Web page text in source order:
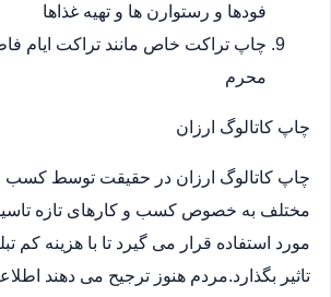
فودها و رستوارن ها و تهیه غذاها
چاپ تراکت خاص مانند تراکت ایام
محرم
چاپ کاتالوگ ارزان
چاپ کاتالوگ ارزان در حقیقت توسط کسب
مختلف به خصوص کسب و کارهای تازه
مورد استفاده قرار می گیرد تا با هزینه کم
تاثیر بگذارد.مردم هنوز ترجیح می دهند